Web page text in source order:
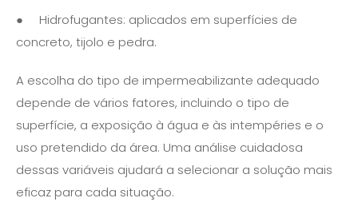
● Hidrofugantes: aplicados em superfícies de
concreto, tijolo e pedra.
A escolha do tipo de impermeabilizante adequado
depende de vários fatores, incluindo o tipo de
superfície, a exposição à água e às intempéries e o
uso pretendido da área. Uma análise cuidadosa
dessas variáveis ajudará a selecionar a solução mais
eficaz para cada situação.